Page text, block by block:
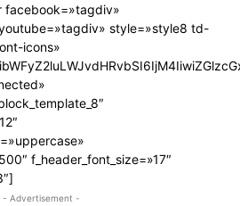
facebook=»tagdiv»
style=»style8 td-
icons»
f_header_font_size=»17″
- Advertisement -